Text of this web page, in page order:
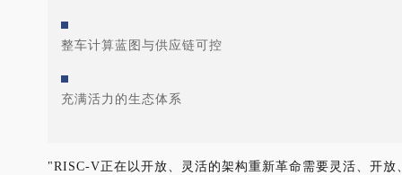
整车计算蓝图与供应链可控
充满活力的生态体系
"RISC-V正在以开放、灵活的架构重新革命需要灵活、开